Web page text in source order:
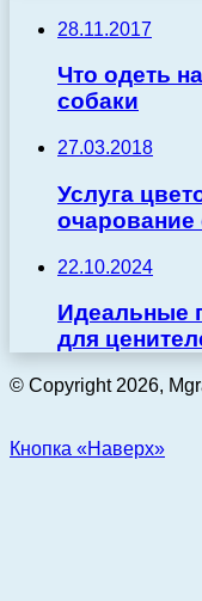
28.11.2017
Что одеть
собаки
27.03.2018
Услуга
очарование
22.10.2024
Идеальные
для
© Copyright 2026,
Кнопка «Наверх»